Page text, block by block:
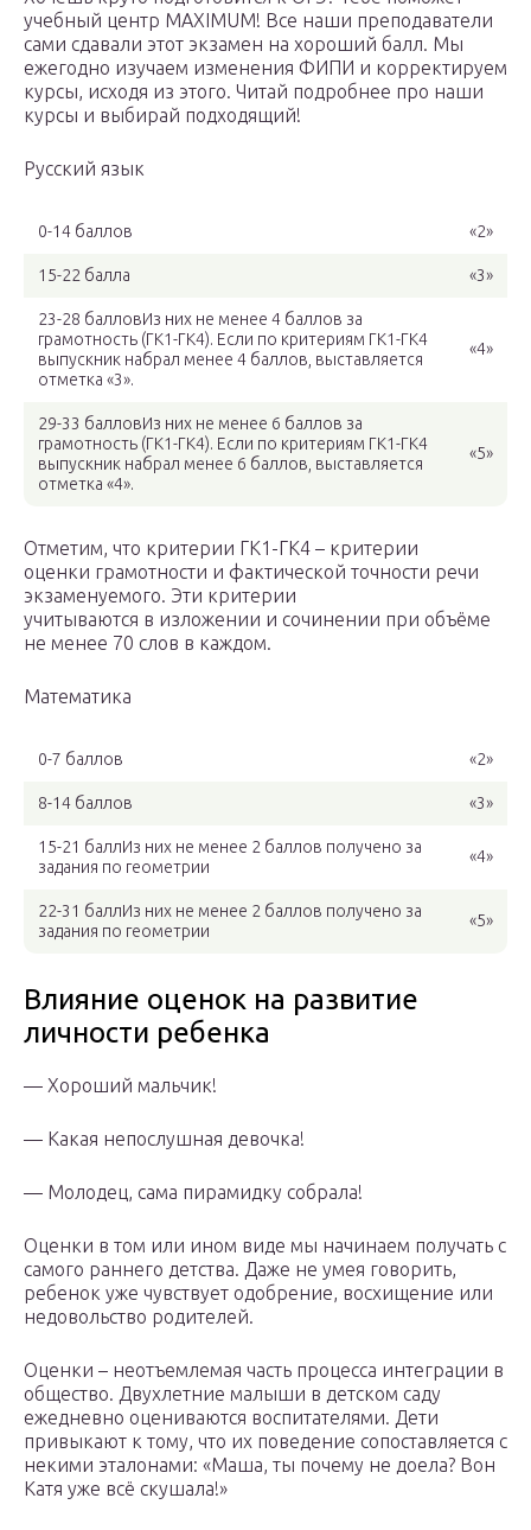
учебный центр MAXIMUM! Все наши преподаватели
сами сдавали этот экзамен на хороший балл. Мы
ежегодно изучаем изменения ФИПИ и корректируем
курсы, исходя из этого. Читай подробнее про наши
курсы и выбирай подходящий!
Русский язык
0-14 баллов «2»
15-22 балла «3»
23-28 балловИз них не менее 4 баллов за
грамотность (ГК1-ГК4). Если по критериям ГК1-ГК4
выпускник набрал менее 4 баллов, выставляется
отметка «3».
«4»
29-33 балловИз них не менее 6 баллов за
грамотность (ГК1-ГК4). Если по критериям ГК1-ГК4
выпускник набрал менее 6 баллов, выставляется
отметка «4».
«5»
Отметим, что критерии ГК1-ГК4 – критерии
оценки грамотности и фактической точности речи
экзаменуемого. Эти критерии
учитываются в изложении и сочинении при объёме
не менее 70 слов в каждом.
Математика
0-7 баллов «2»
8-14 баллов «3»
15-21 баллИз них не менее 2 баллов получено за
задания по геометрии
«4»
22-31 баллИз них не менее 2 баллов получено за
задания по геометрии
«5»
Влияние оценок на развитие
личности ребенка
— Хороший мальчик!
— Какая непослушная девочка!
— Молодец, сама пирамидку собрала!
Оценки в том или ином виде мы начинаем получать с
самого раннего детства. Даже не умея говорить,
ребенок уже чувствует одобрение, восхищение или
недовольство родителей.
Оценки – неотъемлемая часть процесса интеграции в
общество. Двухлетние малыши в детском саду
ежедневно оцениваются воспитателями. Дети
привыкают к тому, что их поведение сопоставляется с
некими эталонами: «Маша, ты почему не доела? Вон
Катя уже всё скушала!»